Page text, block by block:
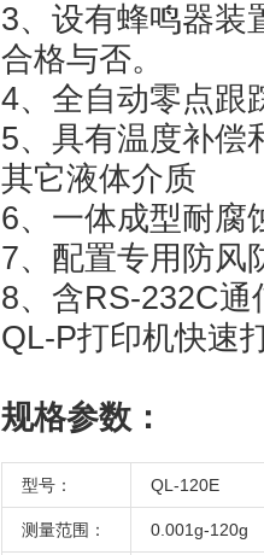
3、设有蜂鸣器装
合格与否。
4、全自动零点跟
5、具有温度补偿
其它液体介质
6、一体成型耐腐
7、配置专用防风
8、含RS-232C
QL-P打印机快速
规格参数：
型号： QL-120E
测量范围： 0.001g-120g